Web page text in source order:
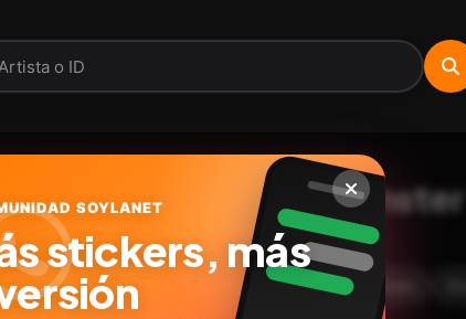
Emojis animados
@mamunr23
15stickers Expresiones
SOYLANET
stickers, más